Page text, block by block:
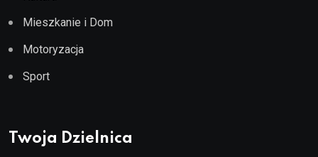
Mieszkanie i Dom
Motoryzacja
Sport
Twoja Dzielnica